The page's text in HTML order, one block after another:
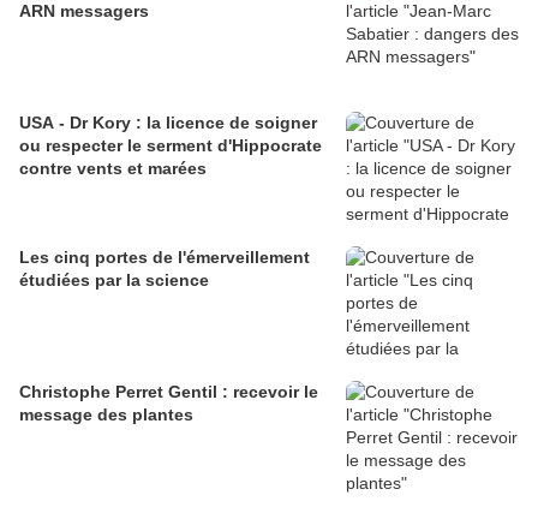
ARN messagers
USA - Dr Kory : la licence de soigner
ou respecter le serment d'Hippocrate
contre vents et marées
Les cinq portes de l'émerveillement
étudiées par la science
Christophe Perret Gentil : recevoir le
message des plantes